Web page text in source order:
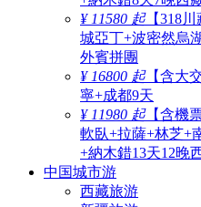
¥ 11580 起【318
城亞丁+波密然烏
外賓拼團
¥ 16800 起【含大
寧+成都9天
¥ 11980 起【含機
軟臥+拉薩+林芝+
+納木錯13天12晚
中国城市游
西藏旅游